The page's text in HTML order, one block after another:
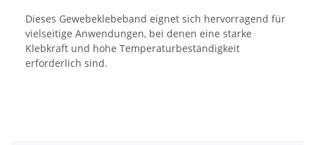
Dieses Gewebeklebeband eignet sich hervorragend für
vielseitige Anwendungen, bei denen eine starke
Klebkraft und hohe Temperaturbeständigkeit
erforderlich sind.